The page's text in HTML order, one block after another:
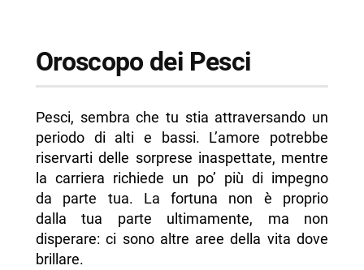
Oroscopo dei Pesci
Pesci, sembra che tu stia attraversando un
periodo di alti e bassi. L’amore potrebbe
riservarti delle sorprese inaspettate, mentre
la carriera richiede un po’ più di impegno
da parte tua. La fortuna non è proprio
dalla tua parte ultimamente, ma non
disperare: ci sono altre aree della vita dove
brillare.